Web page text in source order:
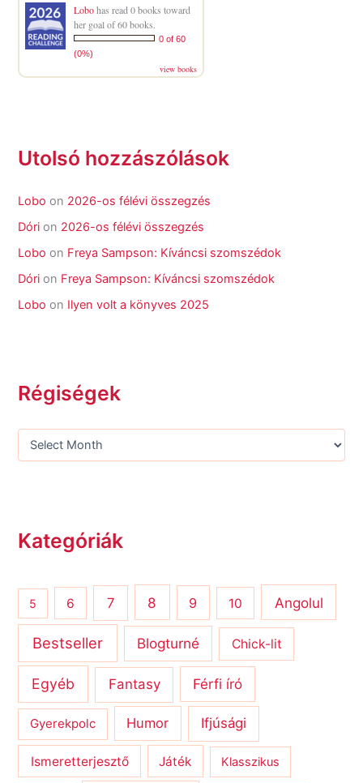
Lobohas read 0 books toward
her goal of 60 books.
0 of 60
(0%)
view books
Utolsó hozzászólások
Lobo on 2026-os félévi összegzés
Dóri on 2026-os félévi összegzés
Lobo on Freya Sampson: Kíváncsi szomszédok
Dóri on Freya Sampson: Kíváncsi szomszédok
Lobo on Ilyen volt a könyves 2025
Régiségek
Kategóriák
5 6 7 8 9 10 Angolul
Bestseller Blogturné Chick-lit
Egyéb Fantasy Férfi író
Gyerekpolc Humor Ifjúsági
Ismeretterjesztő Játék Klasszikus